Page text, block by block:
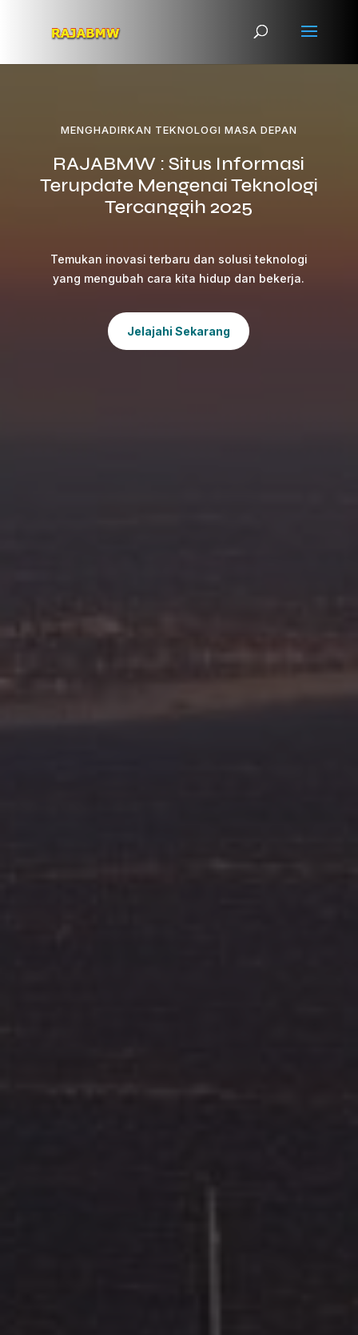
MENGHADIRKAN TEKNOLOGI MASA DEPAN
RAJABMW : Situs Informasi
Terupdate Mengenai Teknologi
Tercanggih 2025
Temukan inovasi terbaru dan solusi teknologi
yang mengubah cara kita hidup dan bekerja.
Jelajahi Sekarang